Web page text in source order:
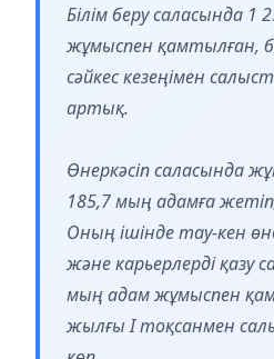
Білім беру саласында 1
жұмыспен қамтылған,
сәйкес кезеңімен
артық.
Өнеркәсіп саласында
185,7 мың адамға
Оның ішінде тау-кен
және карьерлерді қазу
мың адам жұмыспен
жылғы I тоқсанмен